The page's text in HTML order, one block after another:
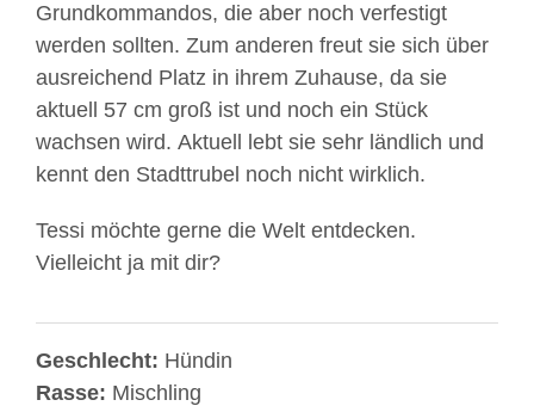
Grundkommandos, die aber noch verfestigt
werden sollten. Zum anderen freut sie sich über
ausreichend Platz in ihrem Zuhause, da sie
aktuell 57 cm groß ist und noch ein Stück
wachsen wird. Aktuell lebt sie sehr ländlich und
kennt den Stadttrubel noch nicht wirklich.
Tessi möchte gerne die Welt entdecken.
Vielleicht ja mit dir?
Geschlecht: Hündin
Rasse: Mischling